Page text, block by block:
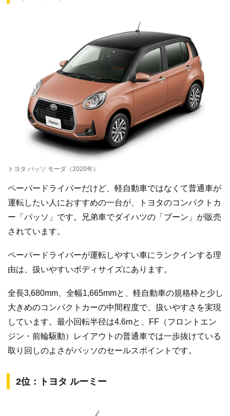
トヨタ パッソ モーダ（2020年）
ペーパードライバーだけど、軽自動車ではなくて普通車が
運転したい人におすすめの一台が、トヨタのコンパクトカ
ー「パッソ」です。兄弟車でダイハツの「ブーン」が販売
されています。
ペーパードライバーが運転しやすい車にランクインする理
由は、扱いやすいボディサイズにあります。
全長3,680mm、全幅1,665mmと、軽自動車の規格枠と少し
大きめのコンパクトカーの中間程度で、扱いやすさを実現
しています。最小回転半径は4.6mと、FF（フロントエン
ジン・前輪駆動）レイアウトの普通車では一歩抜けている
取り回しのよさがパッソのセールスポイントです。
2位：トヨタ ルーミー